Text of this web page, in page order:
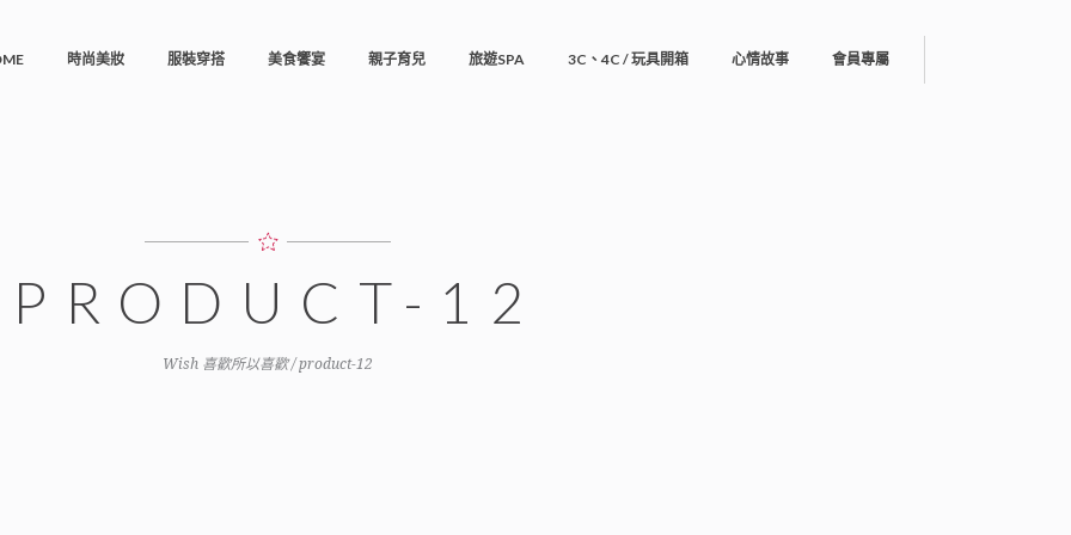
時尚美妝 服裝穿搭 美食饗宴 親子育兒 旅遊SPA 3C、4C / 玩具開箱 心情故事 會員專屬
PRODUCT-12
Wish 喜歡所以喜歡/product-12